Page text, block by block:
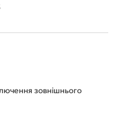
зовнішнього